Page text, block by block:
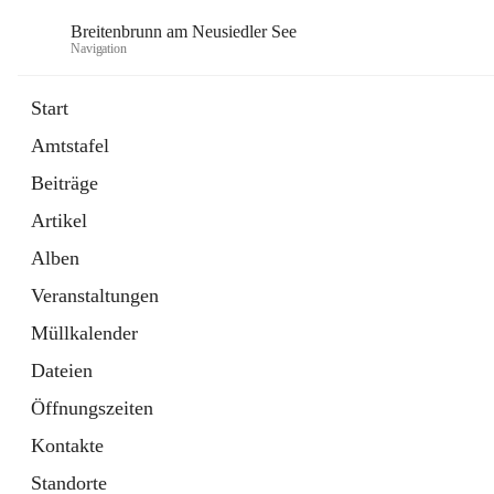
Breitenbrunn am Neusiedler See
Navigation
Start
Amtstafel
Beiträge
Artikel
Alben
Veranstaltungen
Müllkalender
Dateien
Öffnungszeiten
Kontakte
Standorte